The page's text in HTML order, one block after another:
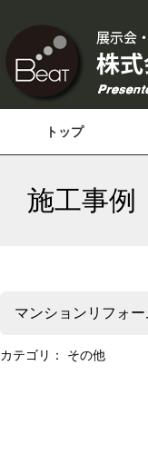
トップ
施工事例
マンションリフォー
カテゴリ： その他